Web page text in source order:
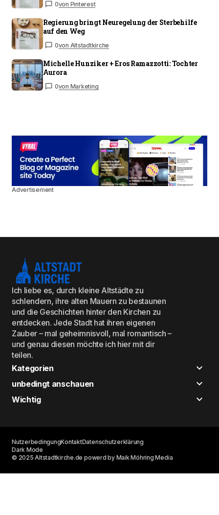
0von Pinterest
Regierung bringt Neuregelung der Sterbehilfe
auf den Weg
0von Altstadtkirche
Michelle Hunziker + Eros Ramazzotti: Tochter
Aurora
0von Marketing
Advertisement
Ich liebe es, durch kleine Altstädte zu
schlendern, ihre alten Mauern zu bestaunen
und die Geschichten hinter den Kirchen zu
entdecken. Jede Stadt hat ihren eigenen
Zauber – mal geheimnisvoll, mal romantisch –
und genau diesen möchte ich hier mit dir
teilen.
Kategorien
unbedingt anschauen
Wichtig
© 2025 Altstadtkirche.de powerd by Maik Möhring Media
NutzerbedingungKontaktDatenschutzerklärung
Dark Mode